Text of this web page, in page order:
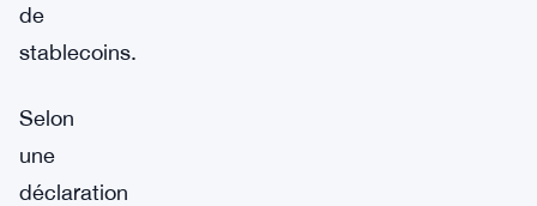
de
stablecoins.
Selon
une
déclaration